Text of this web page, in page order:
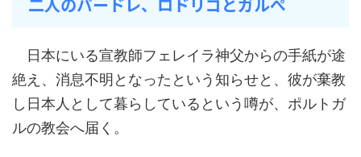
日本にいる宣教師フェレイラ神父からの手紙が途
絶え、消息不明となったという知らせと、彼が棄教
し日本人として暮らしているという噂が、ポルトガ
ルの教会へ届く。